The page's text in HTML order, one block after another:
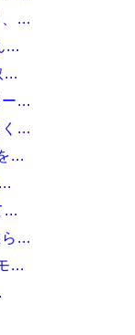
...
...
...
...
...
...
...
...
...